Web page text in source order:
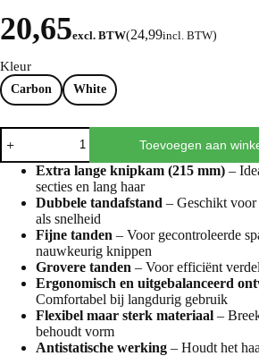
20,65excl. BTW(24,99incl. BTW)
Kleur
Carbon White
Toevoegen aan
Extra lange knipkam (215 mm) –
secties en lang haar
Dubbele tandafstand – Geschikt
als snelheid
Fijne tanden – Voor gecontroleerde
nauwkeurig knippen
Grovere tanden – Voor efficiënt
Ergonomisch en uitgebalanceerd
Comfortabel bij langdurig gebruik
Flexibel maar sterk materiaal –
behoudt vorm
Antistatische werking – Houdt het